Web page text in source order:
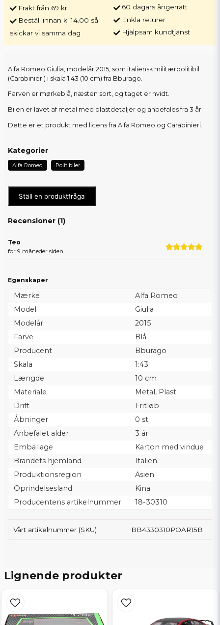
Frakt från 69 kr
Beställ innan kl 14.00 så
skickar vi samma dag
60 dagars ångerrätt
Enkla returer
Hjälpsam kundtjänst
Alfa Romeo Giulia, modelår 2015, som italiensk militærpolitibil
(Carabinieri) i skala 1:43 (10 cm) fra Bburago.
Farven er mørkeblå, næsten sort, og taget er hvidt.
Bilen er lavet af metal med plastdetaljer og anbefales fra 3 år.
Dette er et produkt med licens fra Alfa Romeo og Carabinieri.
Kategorier
Alfa Romeo Politibiler
Ställ en produktfråga
Recensioner (1)
Teo
for 9 måneder siden
Egenskaper
Mærke
Alfa Romeo
Model
Giulia
Modelår
2015
Farve
Blå
Producent
Bburago
Skala
1:43
Længde
10 cm
Materiale
Metal, Plast
Drift
Fritløb
Åbninger
0 st
Anbefalet alder
3 år
Emballage
Karton med vindue
Brandets hjemland
Italien
Produktionsregion
Asien
Oprindelsesland
Kina
Producentens artikelnummer
18-30310
Vårt artikelnummer (SKU) BB4330310POAR15B
Lignende produkter